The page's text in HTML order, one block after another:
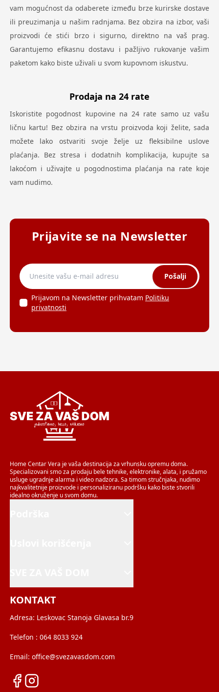
vam mogućnost da odaberete između brze kurirske dostave
ili preuzimanja u našim radnjama. Bez obzira na izbor, vaši
proizvodi će stići brzo i sigurno, direktno na vaš prag.
Garantujemo efikasnu dostavu i pažljivo rukovanje vašim
paketom kako biste uživali u svom kupovnom iskustvu.
Prodaja na 24 rate
Iskoristite pogodnost kupovine na 24 rate samo uz vašu
ličnu kartu! Bez obzira na vrstu proizvoda koji želite, sada
možete lako ostvariti svoje želje uz fleksibilne uslove
plaćanja. Bez stresa i dodatnih komplikacija, kupujte sa
lakoćom i uživajte u pogodnostima plaćanja na rate koje
vam nudimo.
Prijavite se na Newsletter
Pošalji
Prijavom na Newsletter prihvatam Politiku
privatnosti
Home Centar Vera je vaša destinacija za vrhunsku opremu doma.
Specializovani smo za prodaju bele tehnike, elektronike, alata, i pružamo
usluge ugradnje alarma i video nadzora. Sa timom stručnjaka, nudimo
najkvalitetnije proizvode i personaliziranu podršku kako biste stvorili
idealno okruženje u svom domu.
KONTAKT
Adresa: Leskovac Stanoja Glavasa br.9
Telefon : 064 8033 924
Email: office@svezavasdom.com